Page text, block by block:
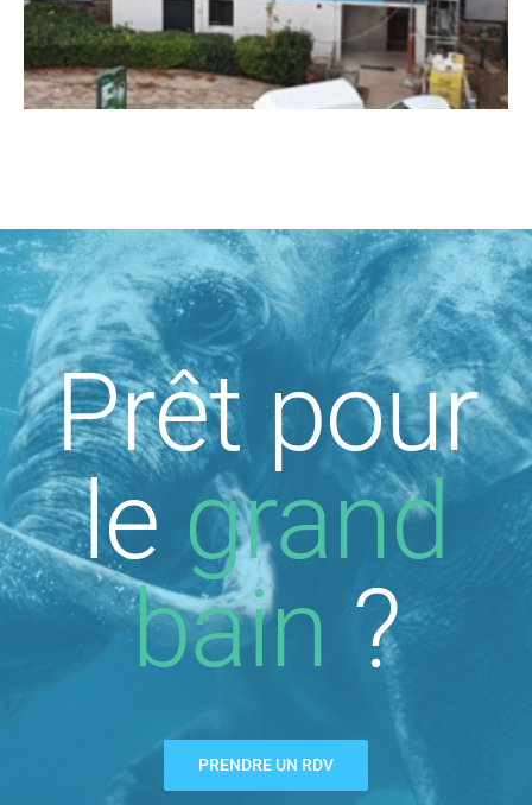
Prêt pour
legrand
bain ?
PRENDRE UN RDV